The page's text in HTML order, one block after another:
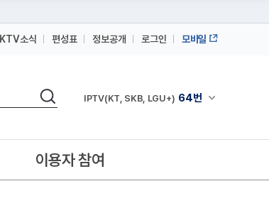
KTV소식 편성표 정보공개 로그인 모바일
검색 채널안내 펼쳐
IPTV(KT, SKB, LGU+) 64번
IPTV(KT, SKB, LGU+)
이용자 참여